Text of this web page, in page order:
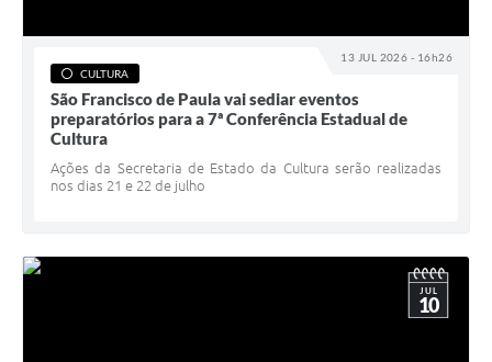
13 JUL 2026 - 16h26
CULTURA
São Francisco de Paula vai sediar eventos
preparatórios para a 7ª Conferência Estadual de
Cultura
Ações da Secretaria de Estado da Cultura serão realizadas
nos dias 21 e 22 de julho
JUL
10